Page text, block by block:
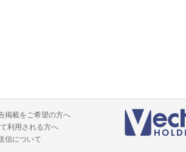
掲載をご希望の方へ
利用される方へ
信について